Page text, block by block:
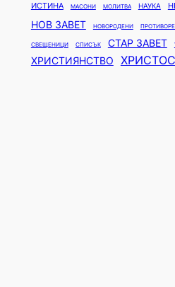
ИСТИНА
МАСОНИ МОЛИТВА НАУКА
НОВ ЗАВЕТ НОВОРОДЕНИ
СВЕЩЕНИЦИ СПИСЪК СТАР ЗАВЕТ
ХРИСТИЯНСТВО ХРИСТОС